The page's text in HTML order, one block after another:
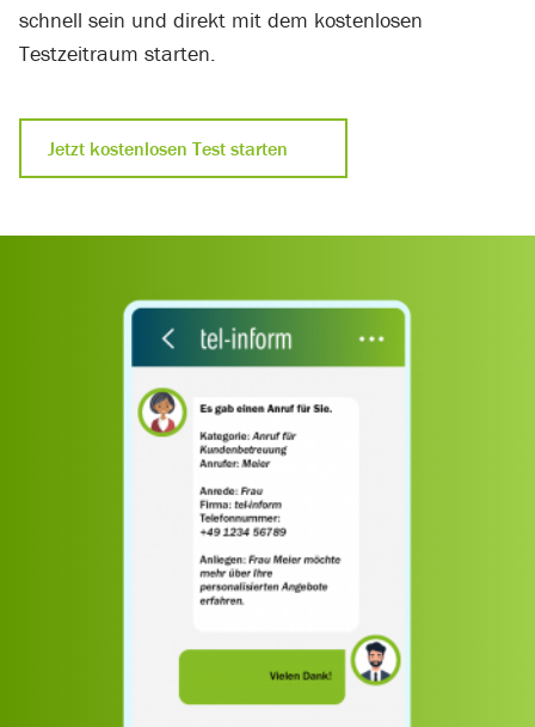
schnell sein und direkt mit dem kostenlosen
Testzeitraum starten.
Jetzt kostenlosen Test starten